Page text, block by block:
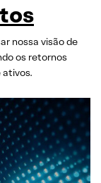
nossa visão de
os retornos
ativos.